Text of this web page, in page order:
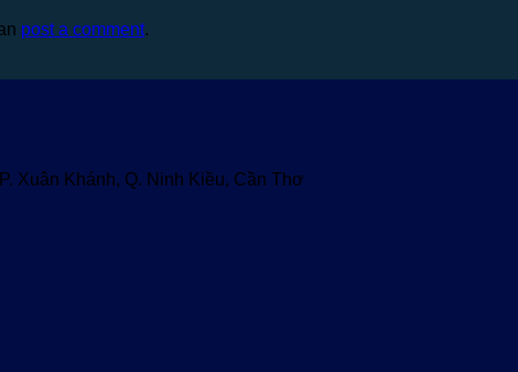
post a comment.
Xuân Khánh, Q. Ninh Kiều, Cần Thơ